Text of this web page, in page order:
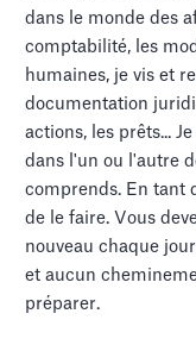
dans le monde des
comptabilité, les
humaines, je vis et
documentation
actions, les prêts...
dans l'un ou l'autre
comprends. En tant
de le faire. Vous
nouveau chaque
et aucun
préparer.